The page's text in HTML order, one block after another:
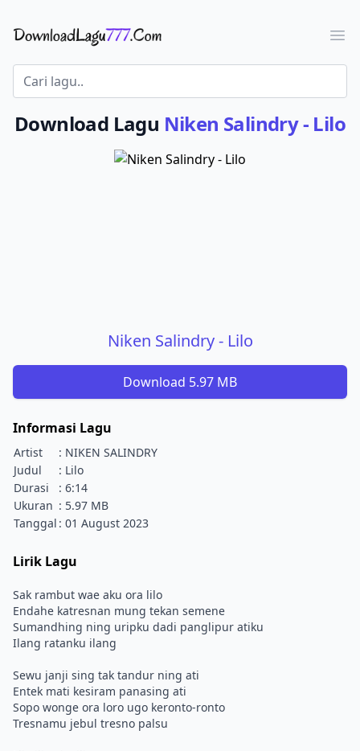
Download Lagu - LaguJoss.com
Download Lagu Niken Salindry - Lilo
Niken Salindry - Lilo
Download 5.97 MB
Informasi Lagu
Artist
: NIKEN SALINDRY
Judul
: Lilo
Durasi
: 6:14
Ukuran : 5.97 MB
Tanggal : 01 August 2023
Lirik Lagu
Sak rambut wae aku ora lilo
Endahe katresnan mung tekan semene
Sumandhing ning uripku dadi panglipur atiku
Ilang ratanku ilang
Sewu janji sing tak tandur ning ati
Entek mati kesiram panasing ati
Sopo wonge ora loro ugo keronto-ronto
Tresnamu jebul tresno palsu